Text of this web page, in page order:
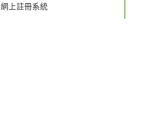
網上註冊系統